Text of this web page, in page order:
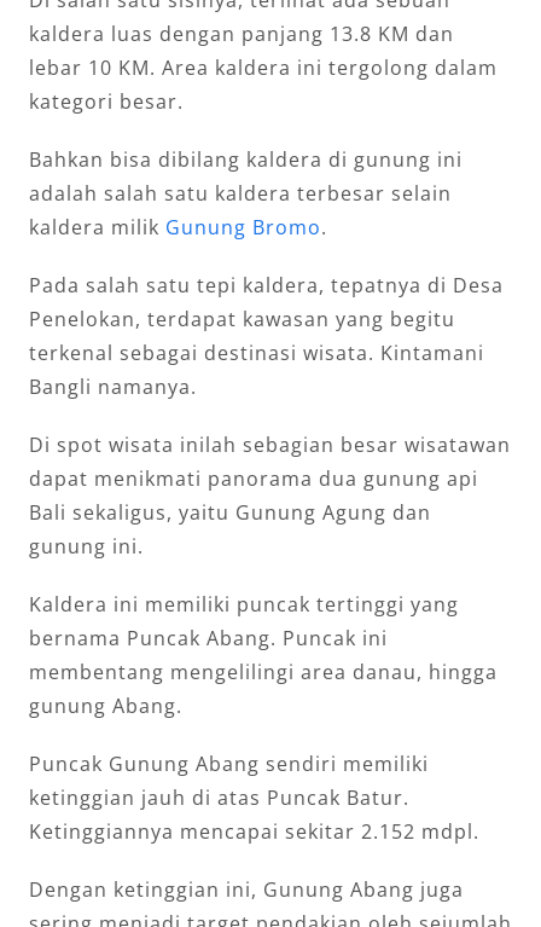
kaldera luas dengan panjang 13.8 KM dan
lebar 10 KM. Area kaldera ini tergolong dalam
kategori besar.
Bahkan bisa dibilang kaldera di gunung ini
adalah salah satu kaldera terbesar selain
kaldera milik Gunung Bromo.
Pada salah satu tepi kaldera, tepatnya di Desa
Penelokan, terdapat kawasan yang begitu
terkenal sebagai destinasi wisata. Kintamani
Bangli namanya.
Di spot wisata inilah sebagian besar wisatawan
dapat menikmati panorama dua gunung api
Bali sekaligus, yaitu Gunung Agung dan
gunung ini.
Kaldera ini memiliki puncak tertinggi yang
bernama Puncak Abang. Puncak ini
membentang mengelilingi area danau, hingga
gunung Abang.
Puncak Gunung Abang sendiri memiliki
ketinggian jauh di atas Puncak Batur.
Ketinggiannya mencapai sekitar 2.152 mdpl.
Dengan ketinggian ini, Gunung Abang juga